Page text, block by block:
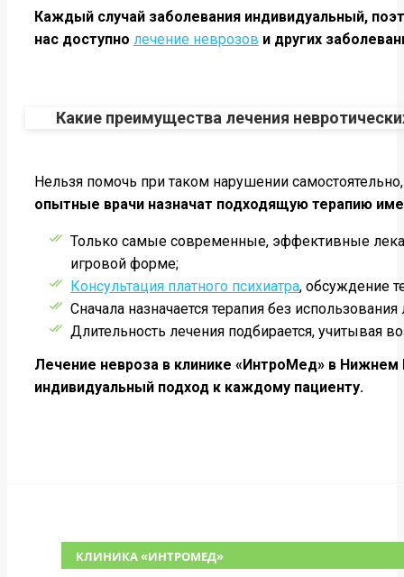
Каждый случай заболевания индивидуальный,
нас доступно лечение неврозов и других
Какие преимущества лечения
Нельзя помочь при таком нарушении
опытные врачи назначат подходящую терапию
Только самые современные, эффективные
игровой форме;
Консультация платного психиатра, обсуждение
Сначала назначается терапия без
Длительность лечения подбирается, учитывая
Лечение невроза в клинике «ИнтроМед» в
индивидуальный подход к каждому пациенту.
КЛИНИКА «ИНТРОМЕД»